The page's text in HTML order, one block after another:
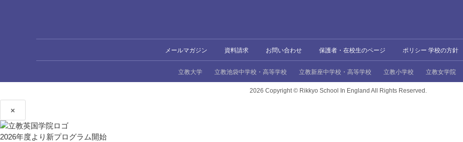
メールマガジン 資料請求 お問い合わせ 保護者・在校生のページ ポリシー 学校の方針
立教大学 立教池袋中学校・高等学校 立教新座中学校・高等学校 立教小学校 立教女学院
2026 Copyright © Rikkyo School In England All Rights Reserved.
×
2026年度より新プログラム開始